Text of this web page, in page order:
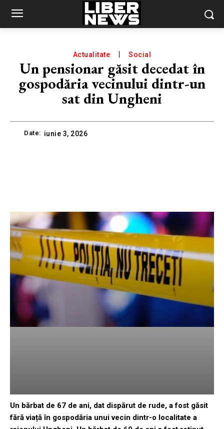
Actualitate Social
Un pensionar găsit decedat în
gospodăria vecinului dintr-un
sat din Ungheni
Date: iunie 3, 2026
Un bărbat de 67 de ani, dat dispărut de rude, a fost găsit
fără viață în gospodăria unui vecin dintr-o localitate a